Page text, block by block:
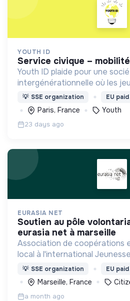
YOUTH ID
service civique –
Youth ID plaide pour une
intergénérationnelle où les
construction d’un monde
jeunesse, plus
prioritaires, à agir
💡 SSE organization EU
Paris, France Youth
23 days ago
EURASIA NET
soutien au pôle volontariat européen avec
eurasia net à marseille
Association de coopérations
local à l'international
et international -
Insertion - Economie sociale
💡 SSE organization EU
Marseille, France
a month ago